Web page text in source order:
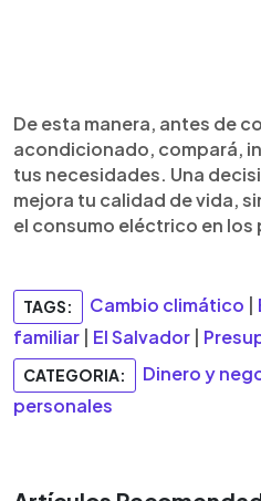
De esta manera, antes de
acondicionado, compará,
tus necesidades. Una
mejora tu calidad de vida,
el consumo eléctrico en los
TAGS: Cambio climático |
familiar | El Salvador |
CATEGORIA: Dinero y
personales